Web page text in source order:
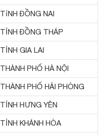
TỉNH ĐỒNG NAI
TỈNH ĐỒNG THÁP
TỈNH GIA LAI
THÀNH PHỐ HÀ NỘI
THÀNH PHỐ HẢI PHÒNG
TỈNH HƯNG YÊN
TỈNH KHÁNH HÒA